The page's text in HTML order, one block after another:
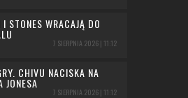
STONES WRACAJĄ DO
7 SIERPNIA 2026 | 11:12
CHIVU NACISKA NA
JONESA
7 SIERPNIA 2026 | 11:12